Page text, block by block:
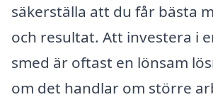
säkerställa att du får bästa
och resultat. Att investera i
smed är oftast en lönsam
om det handlar om större